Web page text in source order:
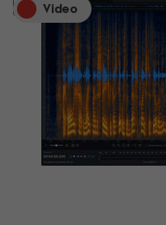
Video
Oferta s-a încheiat